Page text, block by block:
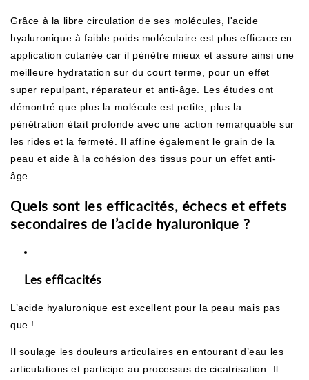
Grâce à la libre circulation de ses molécules, l'acide
hyaluronique à faible poids moléculaire est plus efficace en
application cutanée car il pénètre mieux et assure ainsi une
meilleure hydratation sur du court terme, pour un effet
super repulpant, réparateur et anti-âge. Les études ont
démontré que plus la molécule est petite, plus la
pénétration était profonde avec une action remarquable sur
les rides et la fermeté. Il affine également le grain de la
peau et aide à la cohésion des tissus pour un effet anti-
âge.
Quels sont les efficacités, échecs et effets
secondaires de l’acide hyaluronique ?
Les efficacités
L’acide hyaluronique est excellent pour la peau mais pas
que !
Il soulage les douleurs articulaires en entourant d’eau les
articulations et participe au processus de cicatrisation. Il